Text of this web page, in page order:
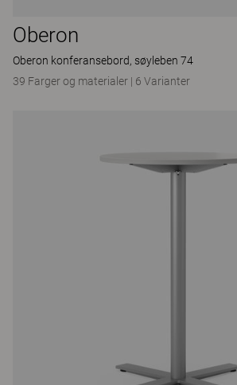
Oberon
Oberon konferansebord, søyleben 74
39 Farger og materialer | 6 Varianter